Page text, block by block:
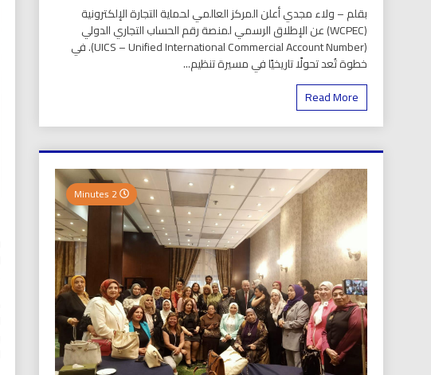
بقلم – ولاء مجدي أعلن المركز العالمي لحماية التجارة الإلكترونية
(WCPEC) عن الإطلاق الرسمي لمنصة رقم الحساب التجاري الدولي
(UICS – Unified International Commercial Account Number). في
خطوة تُعد تحولًا تاريخيًا في مسيرة تنظيم...
Read More
2 Minutes